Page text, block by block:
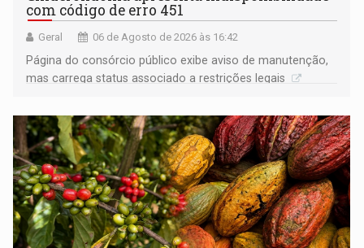
com código de erro 451
Geral 06 de Agosto de 2026 às 16:42
Página do consórcio público exibe aviso de manutenção,
mas carrega status associado a restrições legais